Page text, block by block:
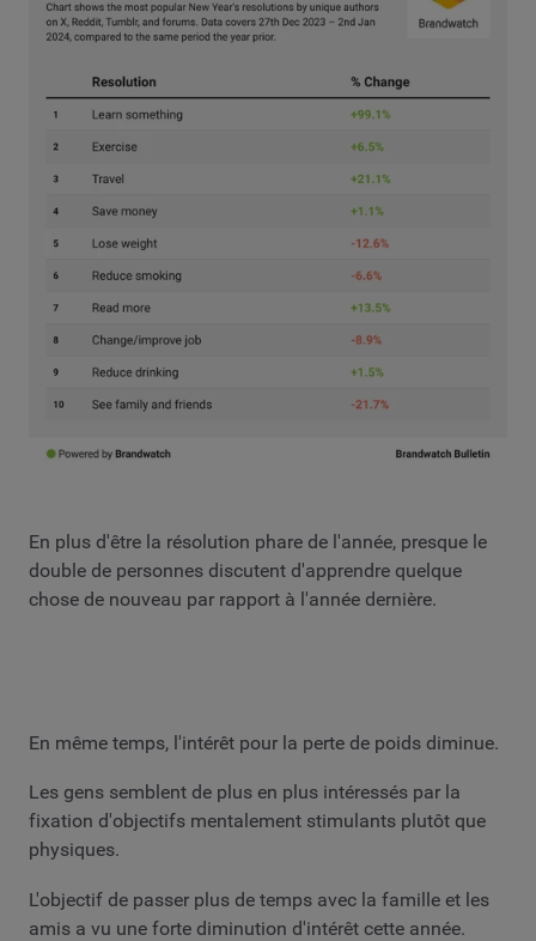
En plus d'être la résolution phare de l'année, presque le
double de personnes discutent d'apprendre quelque
chose de nouveau par rapport à l'année dernière.
En même temps, l'intérêt pour la perte de poids diminue.
Les gens semblent de plus en plus intéressés par la
fixation d'objectifs mentalement stimulants plutôt que
physiques.
L'objectif de passer plus de temps avec la famille et les
amis a vu une forte diminution d'intérêt cette année.